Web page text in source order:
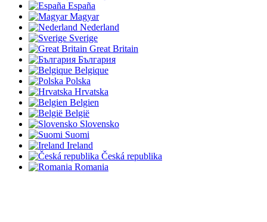
España
Magyar
Nederland
Sverige
Great Britain
България
Belgique
Polska
Hrvatska
Belgien
België
Slovensko
Suomi
Ireland
Česká republika
Romania